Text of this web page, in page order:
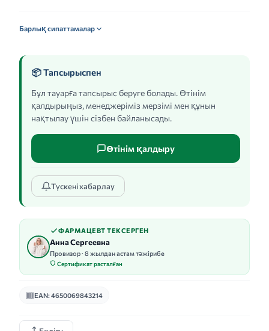
Барлық сипаттамалар
📦 Тапсырыспен
Бұл тауарға тапсырыс беруге болады. Өтінім
қалдырыңыз, менеджеріміз мерзімі мен құнын
нақтылау үшін сізбен байланысады.
Өтінім қалдыру
Түскені хабарлау
ФАРМАЦЕВТ ТЕКСЕРГЕН
Анна Сергеевна
Провизор · 8 жылдан астам тәжірибе
Сертификат расталған
EAN: 4650069843214